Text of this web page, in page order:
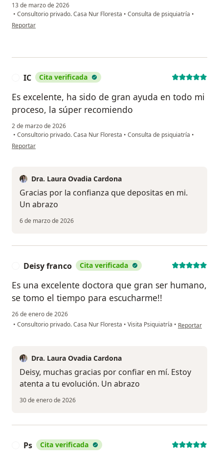
13 de marzo de 2026
• Consultorio privado. Casa Nur Floresta • Consulta de psiquiatría •
en opinión del usuario Gloria
Reportar
IC Cita verificada
Es excelente, ha sido de gran ayuda en todo mi
proceso, la súper recomiendo
2 de marzo de 2026
• Consultorio privado. Casa Nur Floresta • Consulta de psiquiatría •
en opinión del usuario IC
Reportar
Dra. Laura Ovadia Cardona
Gracias por la confianza que depositas en mi.
Un abrazo
6 de marzo de 2026
Deisy franco Cita verificada
Es una excelente doctora que gran ser humano,
se tomo el tiempo para escucharme!!
26 de enero de 2026
• Consultorio privado. Casa Nur Floresta • Visita Psiquiatría • en opinión del
Reportar
Dra. Laura Ovadia Cardona
Deisy, muchas gracias por confiar en mí. Estoy
atenta a tu evolución. Un abrazo
30 de enero de 2026
Ps Cita verificada